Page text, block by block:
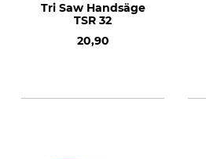
Tri Saw Handsäge
TSR 32
20,90